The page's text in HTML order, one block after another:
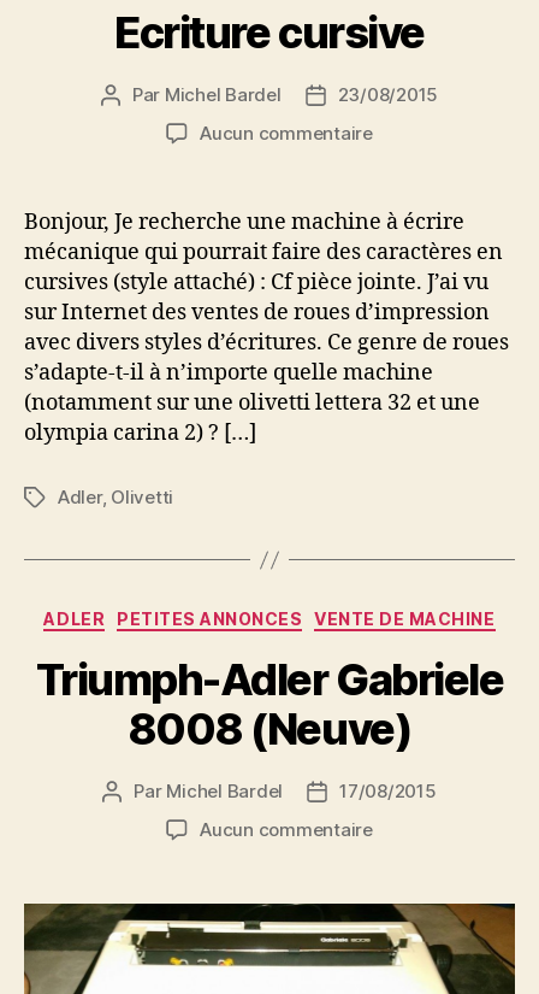
Ecriture cursive
Auteur
Par Michel Bardel
Date
de
23/08/2015
Aucun commentairesur
Bonjour, Je recherche une machine à écrire
mécanique qui pourrait faire des caractères en
cursives (style attaché) : Cf pièce jointe. J’ai vu
sur Internet des ventes de roues d’impression
avec divers styles d’écritures. Ce genre de roues
s’adapte-t-il à n’importe quelle machine
(notamment sur une olivetti lettera 32 et une
olympia carina 2) ? […]
Étiquettes
Adler, Olivetti
Catégories
ADLER PETITES ANNONCES VENTE DE MACHINE
Triumph-Adler Gabriele
8008 (Neuve)
Auteur
l’article
Par Michel Bardel
Date17/08/2015
Aucun commentairesur
Gabriele
8008
(Neuve)